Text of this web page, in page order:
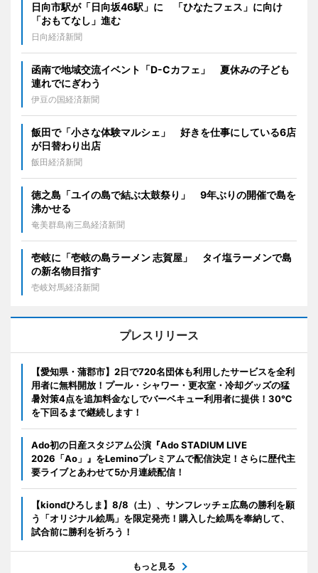
日向市駅が「日向坂46駅」に 「ひなたフェス」に向け
「おもてなし」進む
日向経済新聞
函南で地域交流イベント「D-Cカフェ」 夏休みの子ども
連れでにぎわう
伊豆の国経済新聞
飯田で「小さな体験マルシェ」 好きを仕事にしている6店
が日替わり出店
飯田経済新聞
徳之島「ユイの島で結ぶ太鼓祭り」 9年ぶりの開催で島を
沸かせる
奄美群島南三島経済新聞
壱岐に「壱岐の島ラーメン 志賀屋」 タイ塩ラーメンで島
の新名物目指す
壱岐対馬経済新聞
プレスリリース
【愛知県・蒲郡市】2日で720名団体も利用したサービスを全利
用者に無料開放！プール・シャワー・更衣室・冷却グッズの猛
暑対策4点を追加料金なしでバーベキュー利用者に提供！30℃
を下回るまで継続します！
Ado初の日産スタジアム公演『Ado STADIUM LIVE
2026「Ao」』をLeminoプレミアムで配信決定！さらに歴代主
要ライブとあわせて5か月連続配信！
【kiondひろしま】8/8（土）、サンフレッチェ広島の勝利を願
う「オリジナル絵馬」を限定発売！購入した絵馬を奉納して、
試合前に勝利を祈ろう！
もっと見る